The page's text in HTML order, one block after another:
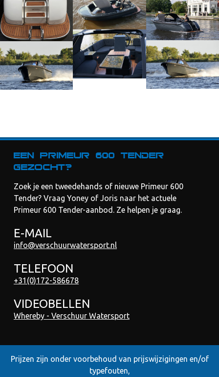
Een Primeur 600 Tender
gezocht?
Zoek je een tweedehands of nieuwe Primeur 600
Tender? Vraag Yoney of Joris naar het actuele
Primeur 600 Tender-aanbod. Ze helpen je graag.
E-MAIL
info@verschuurwatersport.nl
TELEFOON
+31(0)172-586678
VIDEOBELLEN
Whereby - Verschuur Watersport
Prijzen zijn onder voorbehoud van prijswijzigingen en/of
typefouten,